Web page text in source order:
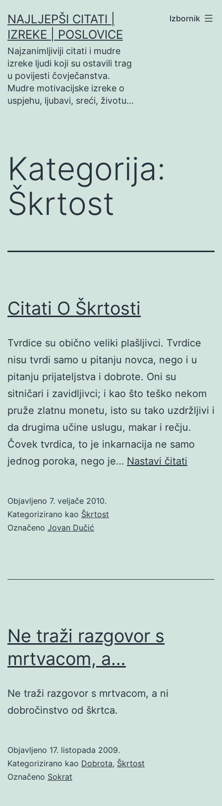
na
sadržaj
NAJLJEPŠI CITATI |
IZREKE | POSLOVICE
Najzanimljiviji citati i mudre
izreke ljudi koji su ostavili trag
u povijesti čovječanstva.
Mudre motivacijske izreke o
uspjehu, ljubavi, sreći, životu…
Izbornik
Kategorija:
Škrtost
Citati O Škrtosti
Tvrdice su obično veliki plašljivci. Tvrdice
nisu tvrdi samo u pitanju novca, nego i u
pitanju prijateljstva i dobrote. Oni su
sitničari i zavidljivci; i kao što teško nekom
pruže zlatnu monetu, isto su tako uzdržljivi i
da drugima učine uslugu, makar i rečju.
Čovek tvrdica, to je inkarnacija ne samo
jednog poroka, nego je… Nastavi čitati
Objavljeno 7. veljače 2010.
Kategorizirano kao Škrtost
Označeno Jovan Dučić
Ne traži razgovor s
mrtvacom, a…
Ne traži razgovor s mrtvacom, a ni
dobročinstvo od škrtca.
Objavljeno 17. listopada 2009.
Kategorizirano kao Dobrota, Škrtost
Označeno Sokrat